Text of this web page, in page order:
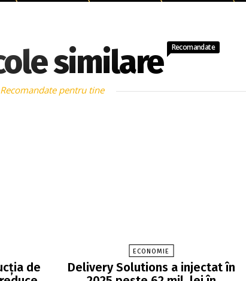
similare Recomandate
Recomandate pentru tine
de
ECONOMIE
Delivery Solutions a injectat în